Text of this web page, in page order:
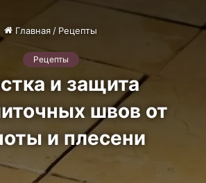
Главная / Рецепты
Рецепты
и защита
швов от
и плесени